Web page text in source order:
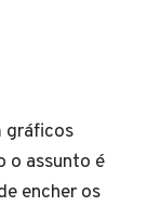
gráficos
o assunto é
encher os